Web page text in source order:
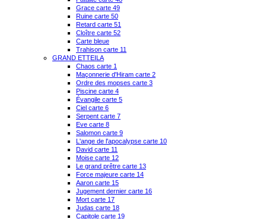
Grace carte 49
Ruine carte 50
Retard carte 51
Cloître carte 52
Carte bleue
Trahison carte 11
GRAND ETTEILA
Chaos carte 1
Maçonnerie d'Hiram carte 2
Ordre des mopses carte 3
Piscine carte 4
Évangile carte 5
Ciel carte 6
Serpent carte 7
Eve carte 8
Salomon carte 9
L'ange de l'apocalypse carte 10
David carte 11
Moise carte 12
Le grand prêtre carte 13
Force majeure carte 14
Aaron carte 15
Jugement dernier carte 16
Mort carte 17
Judas carte 18
Capitole carte 19